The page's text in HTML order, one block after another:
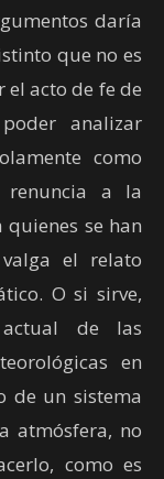
daría
que no es
el acto de fe de
analizar
como
renuncia a la
se han
el relato
O si sirve,
de las
en
de un sistema
atmósfera, no
como es